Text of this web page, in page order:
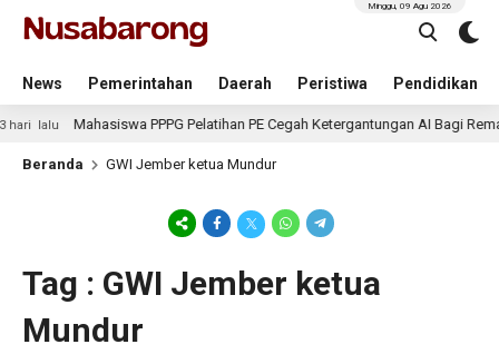
News Pemerintahan Daerah Peristiwa Pendidikan
Minggu, 09 Agu 2026
lalu Mahasiswa PPPG Pelatihan PE Cegah Ketergantungan AI Bagi
Beranda GWI Jember ketua Mundur
Tag : GWI Jember ketua
Mundur